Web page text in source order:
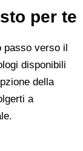
per te
verso il
disponibili
della
a